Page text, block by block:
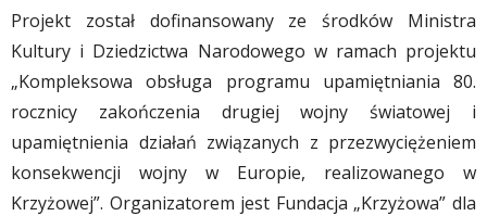
Projekt został dofinansowany ze środków Ministra
Kultury i Dziedzictwa Narodowego w ramach projektu
„Kompleksowa obsługa programu upamiętniania 80.
rocznicy zakończenia drugiej wojny światowej i
upamiętnienia działań związanych z przezwyciężeniem
konsekwencji wojny w Europie, realizowanego w
Krzyżowej”. Organizatorem jest Fundacja „Krzyżowa” dla